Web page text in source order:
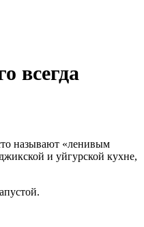
всегда
называют «ленивым
и уйгурской кухне,